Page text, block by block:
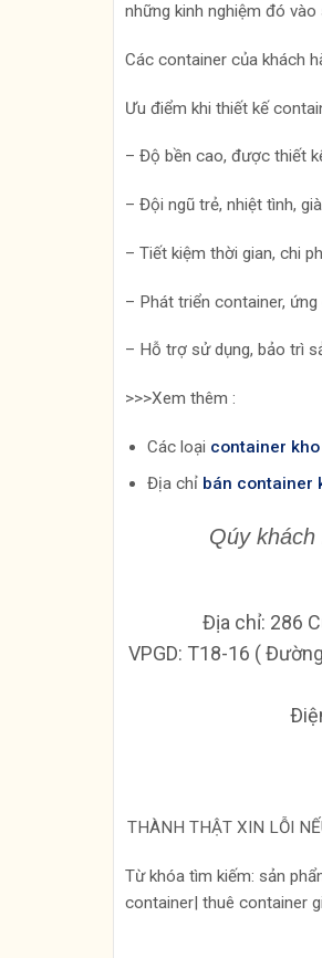
những kinh nghiệm đó
Các container của khách
Ưu điểm khi thiết kế
– Độ bền cao, được thiết
– Đội ngũ trẻ, nhiệt tình,
– Tiết kiệm thời gian, chi
– Phát triển container,
– Hỗ trợ sử dụng, bảo trì
>>>Xem thêm :
Các loại container kho
Địa chỉ bán container
Qúy
Địa chỉ: 286
VPGD: T18-16 (
THÀNH THẬT XIN LỖI
Từ khóa tìm kiếm: sản
container| thuê container